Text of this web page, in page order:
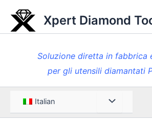
contenuto
Xpert Diamond
Soluzione diretta in fabbrica
per gli utensili diamantati
Italian Menu